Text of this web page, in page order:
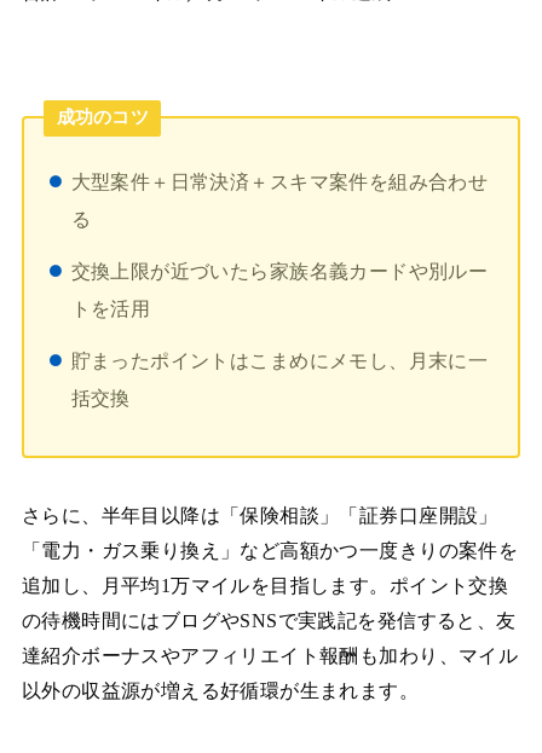
成功のコツ
大型案件＋日常決済＋スキマ案件を組み合わせ
る
交換上限が近づいたら家族名義カードや別ルー
トを活用
貯まったポイントはこまめにメモし、月末に一
括交換
さらに、半年目以降は「保険相談」「証券口座開設」
「電力・ガス乗り換え」など高額かつ一度きりの案件を
追加し、月平均1万マイルを目指します。ポイント交換
の待機時間にはブログやSNSで実践記を発信すると、友
達紹介ボーナスやアフィリエイト報酬も加わり、マイル
以外の収益源が増える好循環が生まれます。